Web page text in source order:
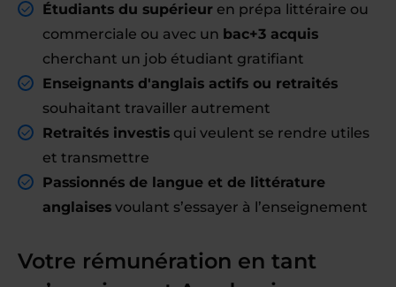
Étudiants du supérieur en prépa littéraire ou
commerciale ou avec un bac+3 acquis
cherchant un job étudiant gratifiant
Enseignants d'anglais actifs ou retraités
souhaitant travailler autrement
Retraités investis qui veulent se rendre utiles
et transmettre
Passionnés de langue et de littérature
anglaises voulant s’essayer à l’enseignement
Votre rémunération en tant